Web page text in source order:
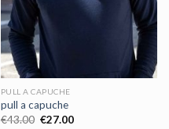
PULL A CAPUCHE
pull a capuche
€43.00 €27.00